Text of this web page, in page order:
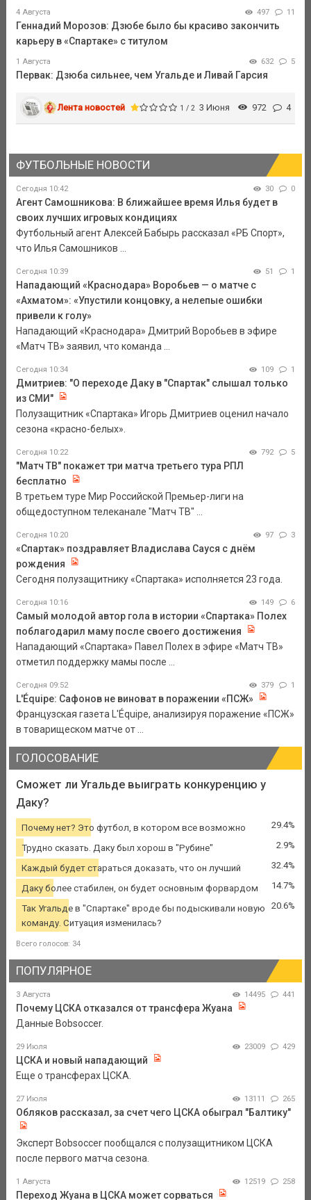
4 Августа 497 11
Геннадий Морозов: Дзюбе было бы красиво закончить
карьеру в «Спартаке» с титулом
1 Августа 632 5
Первак: Дзюба сильнее, чем Угальде и Ливай Гарсия
Лента новостей 1 / 2 3 Июня 972 4
ФУТБОЛЬНЫЕ НОВОСТИ
Сегодня 10:42 30 0
Агент Самошникова: В ближайшее время Илья будет в
своих лучших игровых кондициях
Футбольный агент Алексей Бабырь рассказал «РБ Спорт»,
что Илья Самошников ...
Сегодня 10:39 51 1
Нападающий «Краснодара» Воробьев — о матче с
«Ахматом»: «Упустили концовку, а нелепые ошибки
привели к голу»
Нападающий «Краснодара» Дмитрий Воробьев в эфире
«Матч ТВ» заявил, что команда ...
Сегодня 10:34 109 1
Дмитриев: "О переходе Даку в "Спартак" слышал только
из СМИ"
Полузащитник «Спартака» Игорь Дмитриев оценил начало
сезона «красно-белых».
Сегодня 10:22 792 5
"Матч ТВ" покажет три матча третьего тура РПЛ
бесплатно
В третьем туре Мир Российской Премьер-лиги на
общедоступном телеканале "Матч ТВ" ...
Сегодня 10:20 97 3
«Спартак» поздравляет Владислава Сауся с днём
рождения
Сегодня полузащитнику «Спартака» исполняется 23 года.
Сегодня 10:16 149 6
Самый молодой автор гола в истории «Спартака» Полех
поблагодарил маму после своего достижения
Нападающий «Спартака» Павел Полех в эфире «Матч ТВ»
отметил поддержку мамы после ...
Сегодня 09:52 379 1
L'Équipe: Сафонов не виноват в поражении «ПСЖ»
Французская газета L'Équipe, анализируя поражение «ПСЖ»
в товарищеском матче от ...
ГОЛОСОВАНИЕ
Сможет ли Угальде выиграть конкуренцию у
Даку?
Почему нет? Это футбол, в котором все возможно 29.4%
Трудно сказать. Даку был хорош в "Рубине" 2.9%
Каждый будет стараться доказать, что он лучший 32.4%
Даку более стабилен, он будет основным форвардом 14.7%
Так Угальде в "Спартаке" вроде бы подыскивали новую
команду. Ситуация изменилась?
20.6%
Всего голосов: 34
ПОПУЛЯРНОЕ
3 Августа 14495 441
Почему ЦСКА отказался от трансфера Жуана
Данные Bobsoccer.
29 Июля 23009 429
ЦСКА и новый нападающий
Еще о трансферах ЦСКА.
27 Июля 13111 265
Обляков рассказал, за счет чего ЦСКА обыграл "Балтику"
Эксперт Bobsoccer пообщался с полузащитником ЦСКА
после первого матча сезона.
1 Августа 12519 258
Переход Жуана в ЦСКА может сорваться